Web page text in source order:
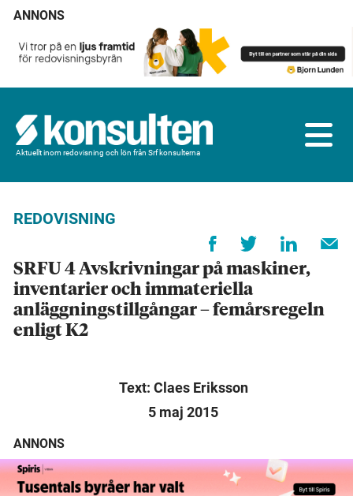
ANNONS
Aktuellt inom redovisning och lön från Srf konsulterna
REDOVISNING
SRFU 4 Avskrivningar på maskiner,
inventarier och immateriella
anläggningstillgångar – femårsregeln
enligt K2
Text: Claes Eriksson
5 maj 2015
ANNONS